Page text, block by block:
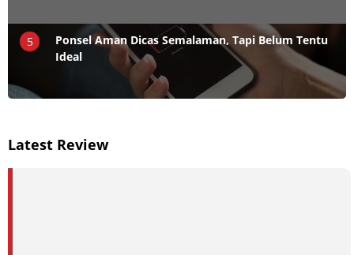
5
Ponsel Aman Dicas Semalaman, Tapi Belum Tentu
Ideal
Latest Review